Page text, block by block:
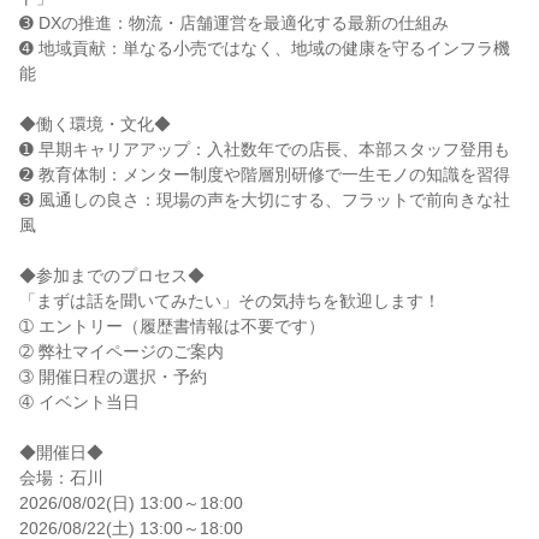
➌ DXの推進：物流・店舗運営を最適化する最新の仕組み
➍ 地域貢献：単なる小売ではなく、地域の健康を守るインフラ機
能
◆働く環境・文化◆
➊ 早期キャリアアップ：入社数年での店長、本部スタッフ登用も
➋ 教育体制：メンター制度や階層別研修で一生モノの知識を習得
➌ 風通しの良さ：現場の声を大切にする、フラットで前向きな社
風
◆参加までのプロセス◆
「まずは話を聞いてみたい」その気持ちを歓迎します！
➀ エントリー（履歴書情報は不要です）
➁ 弊社マイページのご案内
➂ 開催日程の選択・予約
➃ イベント当日
◆開催日◆
会場：石川
2026/08/02(日) 13:00～18:00
2026/08/22(土) 13:00～18:00